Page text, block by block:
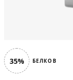
35% БЕЛКОВ